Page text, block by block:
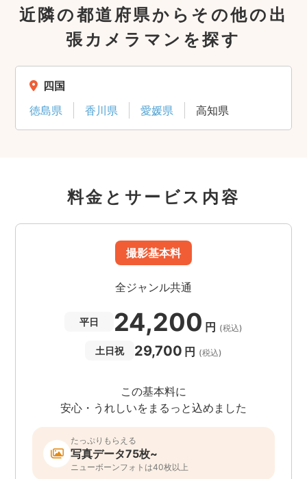
近隣の都道府県からその他の出
張カメラマンを探す
四国
徳島県
香川県 愛媛県 高知県
料金とサービス内容
撮影基本料
全ジャンル共通
平日 24,200 円 (税込)
土日祝 29,700 円 (税込)
この基本料に
安心・うれしいをまるっと込めました
たっぷりもらえる
写真データ75枚~
ニューボーンフォトは40枚以上